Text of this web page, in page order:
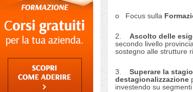
o Focus sulla
2. Ascolto delle
secondo livello
sostegno alle strutture
3. Superare la
destagionalizzazione
investendo su